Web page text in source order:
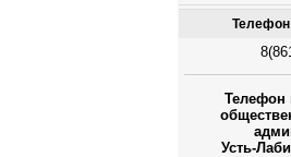
Телефон
Телефон
Усть-